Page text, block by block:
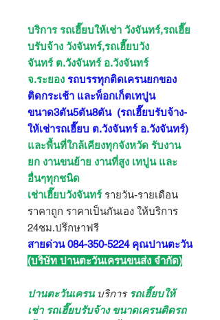
บริการ รถเฮี๊ยบให้เช่า วังจันทร์,รถเฮี๊ย
บรับจ้าง วังจันทร์,รถเฮี๊ยบวัง
จันทร์ ต.วังจันทร์ อ.วังจันทร์
จ.ระยอง รถบรรทุกติดเครนยกของ
ติดกระเช้า และพ็อกเก็ตเทปูน
ขนาด3ตัน5ตัน8ตัน (รถเฮี๊ยบรับจ้าง-
ให้เช่ารถเฮี๊ยบ ต.วังจันทร์ อ.วังจันทร์)
และพื้นที่ใกล้เคียงทุกจังหวัด รับงาน
ยก งานขนย้าย งานที่สูง เทปูน และ
อื่นๆทุกชนิด
เช่าเฮี๊ยบวังจันทร์ รายวัน-รายเดือน
ราคาถูก ราคาเป็นกันเอง ให้บริการ
24ชม.ปรึกษาฟรี
สายด่วน 084-350-5224 คุณปานตะวัน
(บริษัท ปานตะวันเครนขนส่ง จำกัด)
ปานตะวันเครนบริการ รถเฮี๊ยบให้
เช่า รถเฮี๊ยบรับจ้าง ขนาดเครนติดรถ